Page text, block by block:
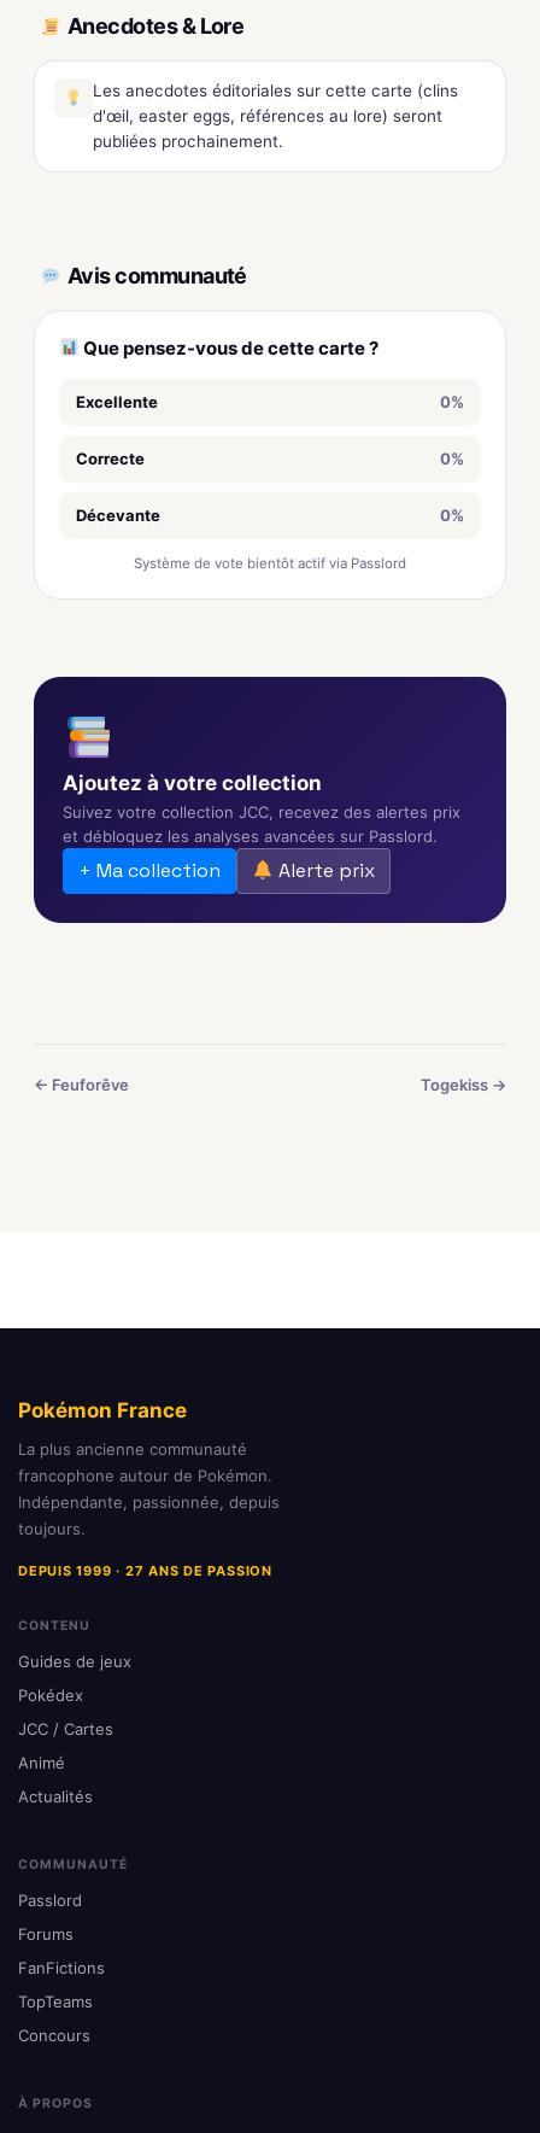
Anecdotes & Lore
Les anecdotes éditoriales sur cette carte (clins
d'œil, easter eggs, références au lore) seront
publiées prochainement.
Avis communauté
Que pensez-vous de cette carte ?
Excellente 0%
Correcte 0%
Décevante 0%
Système de vote bientôt actif via Passlord
Ajoutez à votre collection
Suivez votre collection JCC, recevez des alertes prix
et débloquez les analyses avancées sur Passlord.
+ Ma collection Alerte prix
← Feuforêve Togekiss →
Pokémon France
La plus ancienne communauté
francophone autour de Pokémon.
Indépendante, passionnée, depuis
toujours.
DEPUIS 1999 · 27 ANS DE PASSION
CONTENU
Guides de jeux
Pokédex
JCC / Cartes
Animé
Actualités
COMMUNAUTÉ
Passlord
Forums
FanFictions
TopTeams
Concours
À PROPOS